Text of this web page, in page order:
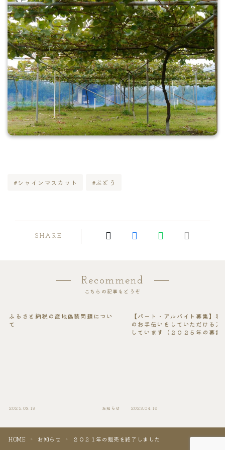
#シャインマスカット #ぶどう
SHARE
Recommend
こちらの記事もどうぞ
ふるさと納税の産地偽装問題につい
て
2025.03.19 お知らせ
【パート・アルバイト募集】私
のお手伝いをしていただける方
しています（２０２５年の募集
2023.04.16
HOME ＞ お知らせ ＞ ２０２１年の販売を終了しました